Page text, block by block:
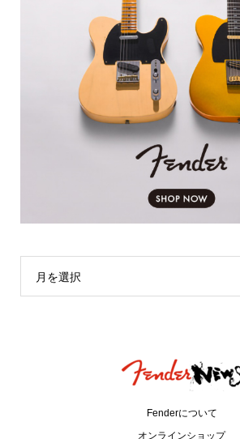
月を選択
Fenderについて
オンラインショップ